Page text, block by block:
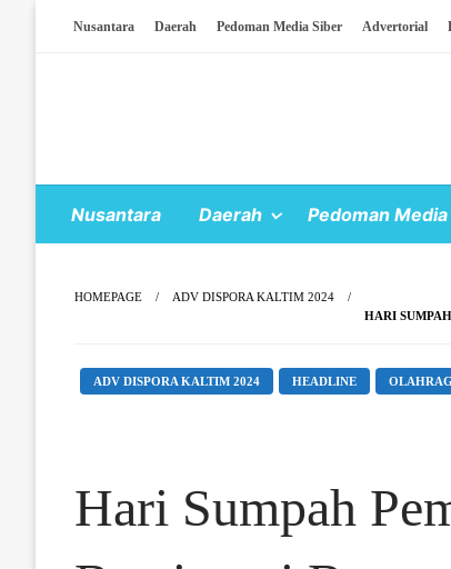
Nusantara Daerah Pedoman Media Siber Advertorial
Nusantara Daerah Pedoman
HOMEPAGE
ADV DISPORA KALTIM 2024
HARI
ADV DISPORA KALTIM 2024 HEADLINE
Hari Sumpah